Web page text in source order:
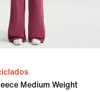
Medium Weight